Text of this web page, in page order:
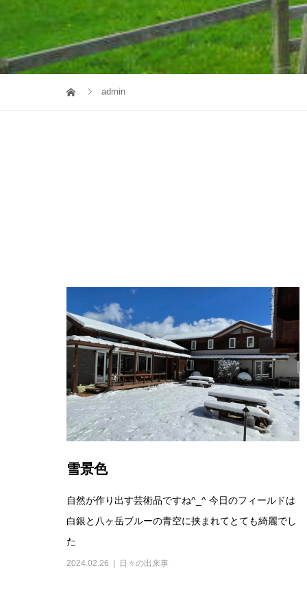
admin
雪景色
自然が作り出す芸術品ですね^_^ 今日のフィールドは
白銀と八ヶ岳ブルーの青空に挟まれてとても綺麗でし
た
2024.02.26 日々の出来事